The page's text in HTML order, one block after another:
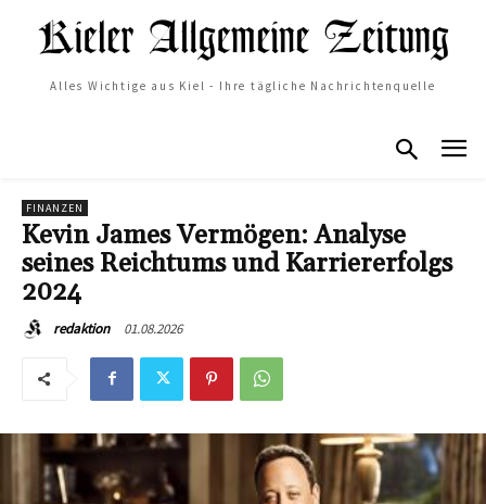
Alles Wichtige aus Kiel - Ihre tägliche Nachrichtenquelle
FINANZEN
Kevin James Vermögen: Analyse
seines Reichtums und Karriererfolgs
2024
redaktion 01.08.2026